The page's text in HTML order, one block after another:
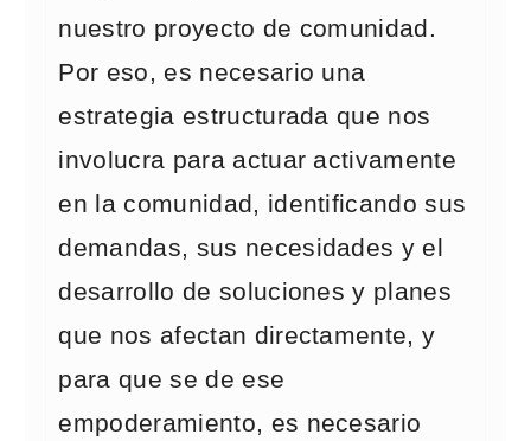
nuestro proyecto de comunidad.
Por eso, es necesario una
estrategia estructurada que nos
involucra para actuar activamente
en la comunidad, identificando sus
demandas, sus necesidades y el
desarrollo de soluciones y planes
que nos afectan directamente, y
para que se de ese
empoderamiento, es necesario